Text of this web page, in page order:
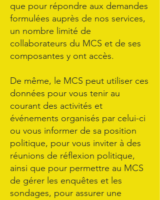
que pour répondre aux demandes
formulées auprès de nos services,
un nombre limité de
collaborateurs du MCS et de ses
composantes y ont accès.
De même, le MCS peut utiliser ces
données pour vous tenir au
courant des activités et
événements organisés par celui-ci
ou vous informer de sa position
politique, pour vous inviter à des
réunions de réflexion politique,
ainsi que pour permettre au MCS
de gérer les enquêtes et les
sondages, pour assurer une